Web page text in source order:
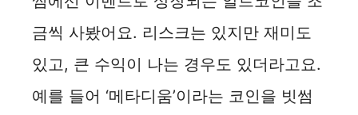
금씩 사봤어요. 리스크는 있지만 재미도
있고, 큰 수익이 나는 경우도 있더라고요.
예를 들어 ‘메타디움’이라는 코인을 빗썸